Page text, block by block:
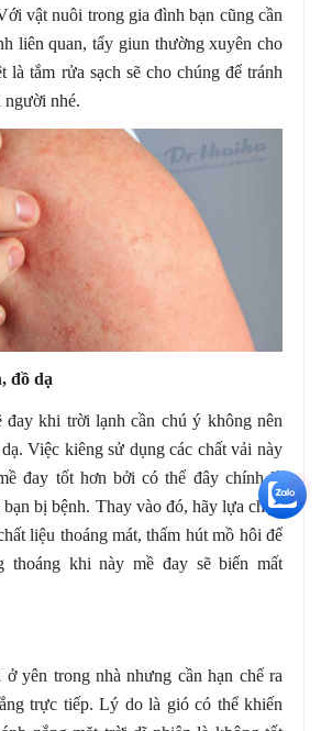
vật nuôi trong gia đình bạn cũng cần
liên quan, tẩy giun thường xuyên cho
là tắm rửa sạch sẽ cho chúng để tránh
người nhé.
đồ dạ
đay khi trời lạnh cần chú ý không nên
Việc kiêng sử dụng các chất vải này
đay tốt hơn bởi có thể đây chính là
bị bệnh. Thay vào đó, hãy lựa chọn
liệu thoáng mát, thấm hút mồ hôi để
thoáng khi này mề đay sẽ biến mất
ở yên trong nhà nhưng cần hạn chế ra
trực tiếp. Lý do là gió có thể khiến
+5